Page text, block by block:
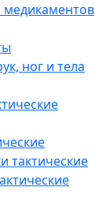
медикаментов
ног и тела
тактические